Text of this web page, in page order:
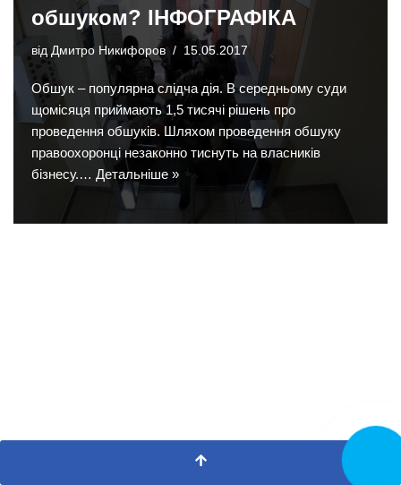
обшуком? ІНФОГРАФІКА
від Дмитро Никифоров 15.05.2017
Обшук – популярна слідча дія. В середньому суди
щомісяця приймають 1,5 тисячі рішень про
проведення обшуків. Шляхом проведення обшуку
правоохоронці незаконно тиснуть на власників
бізнесу.… Детальніше »